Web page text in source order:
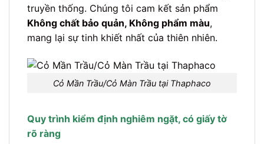
truyền thống. Chúng tôi cam kết sản phẩm
Không chất bảo quản, Không phẩm màu,
mang lại sự tinh khiết nhất của thiên nhiên.
Cỏ Mần Trầu/Cỏ Màn Trầu tại Thaphaco
Quy trình kiểm định nghiêm ngặt, có giấy tờ
rõ ràng